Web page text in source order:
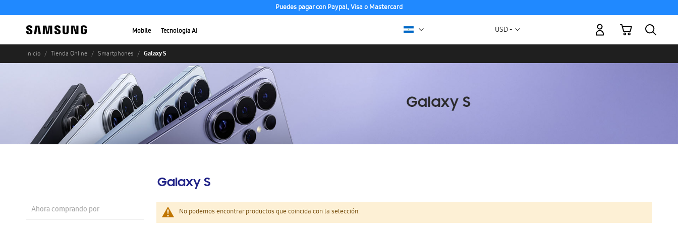
Puedes pagar con Paypal, Visa o Mastercard
Mobile Tecnología AI Moneda
USD -
Mi carrito
Inicio Tienda Online Smartphones Galaxy S
Galaxy S
No podemos encontrar productos que coincida con la selección.
Ahora comprando por